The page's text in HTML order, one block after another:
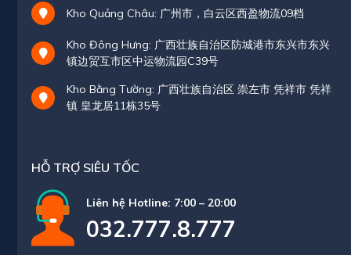
Kho Quảng Châu: 广州市，白云区西盈物流09档
Kho Đông Hưng: 广西壮族自治区防城港市东兴市东兴
镇边贸互市区中运物流园C39号
Kho Bằng Tường: 广西壮族自治区 崇左市 凭祥市 凭祥
镇 皇龙居11栋35号
HỖ TRỢ SIÊU TỐC
Liên hệ Hotline: 7:00 – 20:00
032.777.8.777